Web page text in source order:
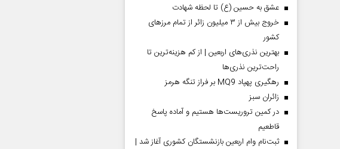
عشق به حسین (ع) تا لحظه شهادت
خروج بیش از ۳ میلیون زائر از تمام مرز‌های
کشور
بهترین نذری‌های اربعین | از کم هزینه‌ترین تا
راحت‌ترین نذری‌ها
رهگیری پهپاد MQ9 بر فراز تنگه هرمز
‌زائران سبز
در کمین تروریست‌ها هستیم و آماده پاسخ
قاطعیم
ثبت‌نام وام اربعین بازنشستگان کشوری آغاز شد |